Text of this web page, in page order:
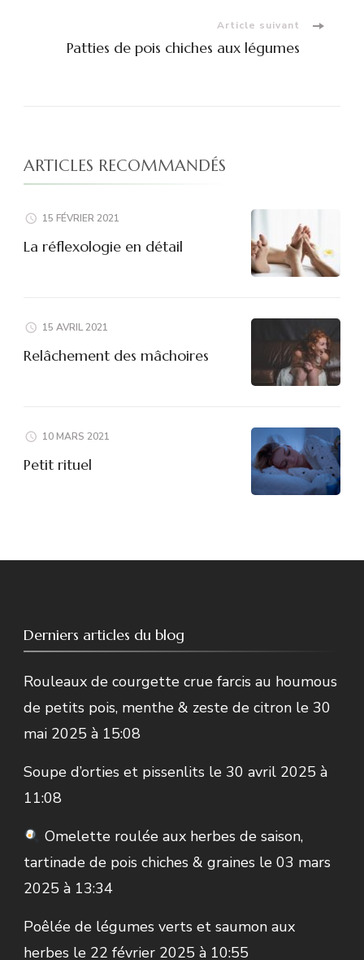
Article suivant
Patties de pois chiches aux légumes
ARTICLES RECOMMANDÉS
15 FÉVRIER 2021
La réflexologie en détail
15 AVRIL 2021
Relâchement des mâchoires
10 MARS 2021
Petit rituel
Derniers articles du blog
Rouleaux de courgette crue farcis au houmous
de petits pois, menthe & zeste de citron le 30
mai 2025 à 15:08
Soupe d’orties et pissenlits le 30 avril 2025 à
11:08
Omelette roulée aux herbes de saison,
tartinade de pois chiches & graines le 03 mars
2025 à 13:34
Poêlée de légumes verts et saumon aux
herbes le 22 février 2025 à 10:55